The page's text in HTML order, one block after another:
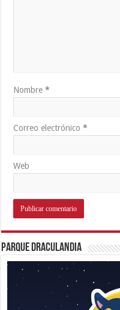
Nombre*
Correo electrónico*
Web
Parque Draculandia